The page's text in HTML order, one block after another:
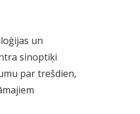
un
sinoptiķi
par trešdien,